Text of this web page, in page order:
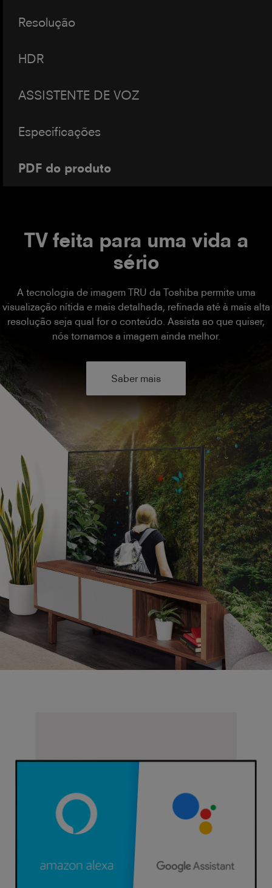
Resolução
HDR
ASSISTENTE DE VOZ
Especificações
PDF do produto
TV feita para uma vida a
sério
A tecnologia de imagem TRU da Toshiba permite uma
visualização nítida e mais detalhada, refinada até à mais alta
resolução seja qual for o conteúdo. Assista ao que quiser,
nós tornamos a imagem ainda melhor.
Saber mais